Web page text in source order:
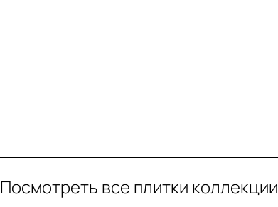
Посмотреть все плитки коллекции